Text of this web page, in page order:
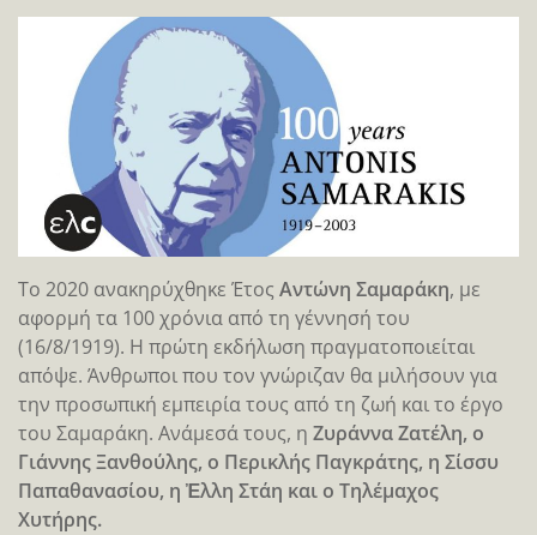
Το 2020 ανακηρύχθηκε Έτος Αντώνη Σαμαράκη, με
αφορμή τα 100 χρόνια από τη γέννησή του
(16/8/1919). Η πρώτη εκδήλωση πραγματοποιείται
απόψε. Άνθρωποι που τον γνώριζαν θα μιλήσουν για
την προσωπική εμπειρία τους από τη ζωή και το έργο
του Σαμαράκη. Ανάμεσά τους, η Ζυράννα Ζατέλη, ο
Γιάννης Ξανθούλης, ο Περικλής Παγκράτης, η Σίσσυ
Παπαθανασίου, η Ἐλλη Στάη και ο Τηλέμαχος
Χυτήρης.